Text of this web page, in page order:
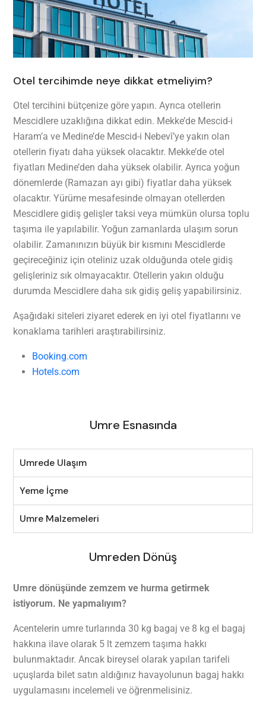
Otel tercihimde neye dikkat etmeliyim?
Otel tercihini bütçenize göre yapın. Ayrıca otellerin
Mescidlere uzaklığına dikkat edin. Mekke’de Mescid-i
Haram’a ve Medine’de Mescid-i Nebevî’ye yakın olan
otellerin fiyatı daha yüksek olacaktır. Mekke’de otel
fiyatları Medine’den daha yüksek olabilir. Ayrıca yoğun
dönemlerde (Ramazan ayı gibi) fiyatlar daha yüksek
olacaktır. Yürüme mesafesinde olmayan otellerden
Mescidlere gidiş gelişler taksi veya mümkün olursa toplu
taşıma ile yapılabilir. Yoğun zamanlarda ulaşım sorun
olabilir. Zamanınızın büyük bir kısmını Mescidlerde
geçireceğiniz için oteliniz uzak olduğunda otele gidiş
gelişleriniz sık olmayacaktır. Otellerin yakın olduğu
durumda Mescidlere daha sık gidiş geliş yapabilirsiniz.
Aşağıdaki siteleri ziyaret ederek en iyi otel fiyatlarını ve
konaklama tarihleri araştırabilirsiniz.
Booking.com
Hotels.com
Umre Esnasında
Umrede Ulaşım
Yeme İçme
Umre Malzemeleri
Umreden Dönüş
Umre dönüşünde zemzem ve hurma getirmek
istiyorum. Ne yapmalıyım?
Acentelerin umre turlarında 30 kg bagaj ve 8 kg el bagaj
hakkına ilave olarak 5 lt zemzem taşıma hakkı
bulunmaktadır. Ancak bireysel olarak yapılan tarifeli
uçuşlarda bilet satın aldığınız havayolunun bagaj hakkı
uygulamasını incelemeli ve öğrenmelisiniz.